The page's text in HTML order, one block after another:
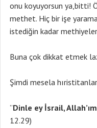
onu koyuyorsun ya,bitti!
methet. Hiç bir işe
istediğin kadar
Buna çok dikkat etmek
Şimdi mesela
”Dinle ey İsrail,
12.29)